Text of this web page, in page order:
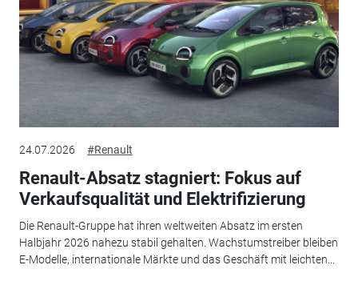
24.07.2026 #Renault
Renault-Absatz stagniert: Fokus auf
Verkaufsqualität und Elektrifizierung
Die Renault-Gruppe hat ihren weltweiten Absatz im ersten
Halbjahr 2026 nahezu stabil gehalten. Wachstumstreiber bleiben
E-Modelle, internationale Märkte und das Geschäft mit leichten...